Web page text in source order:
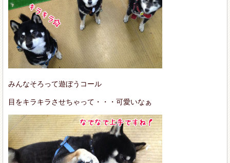
みんなそろって遊ぼうコール
目をキラキラさせちゃって・・・可愛いなぁ